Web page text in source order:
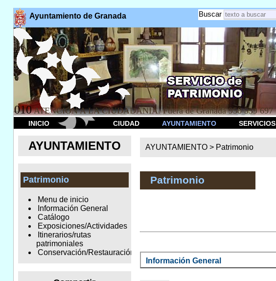
Ayuntamiento de Granada Buscar
010 ATENCION A LA CIUDADANÍA. Fuera de Granada 958 539 697
INICIO CIUDAD AYUNTAMIENTO SERVICIOS
AYUNTAMIENTO
Patrimonio
Menu de inicio
Información General
Catálogo
Exposiciones/Actividades
Itinerarios/rutas
patrimoniales
Conservación/Restauración
AYUNTAMIENTO > Patrimonio
Patrimonio
Información General